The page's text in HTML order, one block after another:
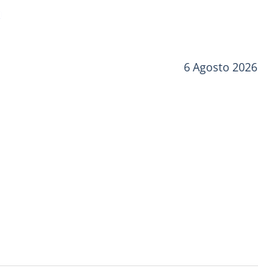
6 Agosto 2026